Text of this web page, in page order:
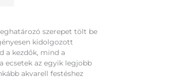
szerepet tölt be
kidolgozott
a kezdők, mind a
ecsetek az egyik legjobb
akvarell festéshez